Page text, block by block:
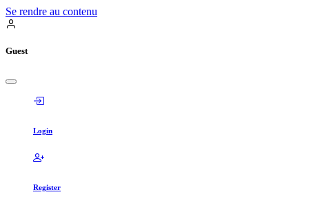
Se rendre au contenu
Guest
Login
Register